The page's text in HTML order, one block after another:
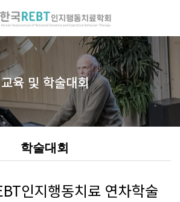
교육 및 학술대회
학술대회
인지행동치료 연차학술